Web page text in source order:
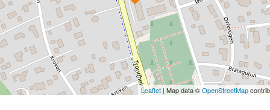
Leaflet| Map data ©OpenStreetMap